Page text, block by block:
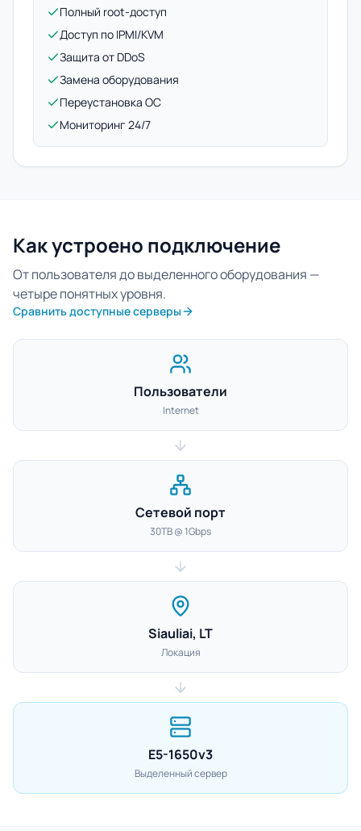
Полный root-доступ
Доступ по IPMI/KVM
Защита от DDoS
Замена оборудования
Переустановка ОС
Мониторинг 24/7
Как устроено подключение
От пользователя до выделенного оборудования —
четыре понятных уровня.
Сравнить доступные серверы
Пользователи
Internet
Сетевой порт
30TB @ 1Gbps
Siauliai, LT
Локация
E5-1650v3
Выделенный сервер